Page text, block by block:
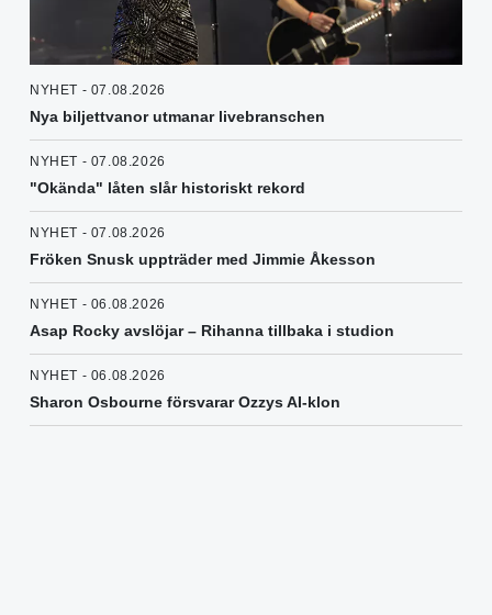
NYHET - 07.08.2026
Nya biljettvanor utmanar livebranschen
NYHET - 07.08.2026
"Okända" låten slår historiskt rekord
NYHET - 07.08.2026
Fröken Snusk uppträder med Jimmie Åkesson
NYHET - 06.08.2026
Asap Rocky avslöjar – Rihanna tillbaka i studion
NYHET - 06.08.2026
Sharon Osbourne försvarar Ozzys AI-klon